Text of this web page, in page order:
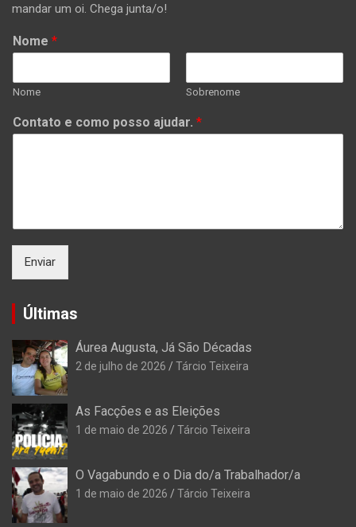
mandar um oi. Chega junta/o!
Nome *
Nome Sobrenome
Contato e como posso ajudar. *
Enviar
Últimas
Áurea Augusta, Já São Décadas
2 de julho de 2026 Tárcio Teixeira
As Facções e as Eleições
1 de maio de 2026 Tárcio Teixeira
O Vagabundo e o Dia do/a Trabalhador/a
1 de maio de 2026 Tárcio Teixeira